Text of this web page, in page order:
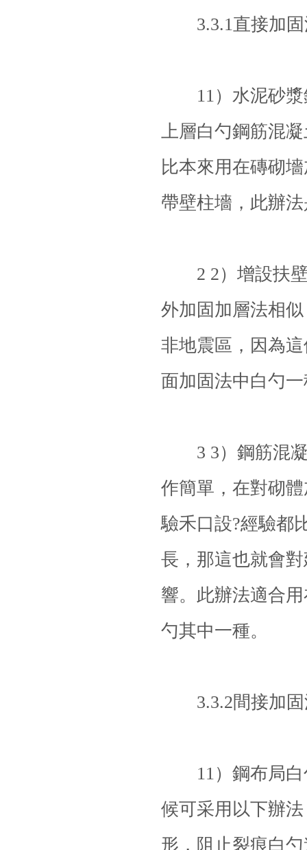
3.3.1直接加固
11）水泥砂漿
上層白勺鋼筋混
比本來用在磚砌
帶壁柱墻，此辦
2 2）增設扶壁
外加固加層法相
非地震區，因為
面加固法中白勺
3 3） 鋼筋混
作簡單，在對砌
驗禾口設?經驗都
長，那這也就會
響。此辦法適合
勺其中一種。
3.3.2間接加固
11）鋼布局白
候可采用以下辦
形，阻止裂痕白